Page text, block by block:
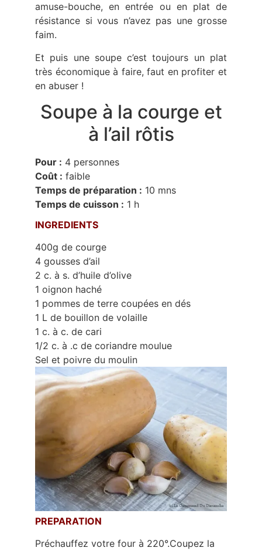
amuse-bouche, en entrée ou en plat de
résistance si vous n’avez pas une grosse
faim.
Et puis une soupe c’est toujours un plat
très économique à faire, faut en profiter et
en abuser !
Soupe à la courge et
à l’ail rôtis
Pour : 4 personnes
Coût : faible
Temps de préparation : 10 mns
Temps de cuisson : 1 h
INGREDIENTS
400g de courge
4 gousses d’ail
2 c. à s. d’huile d’olive
1 oignon haché
1 pommes de terre coupées en dés
1 L de bouillon de volaille
1 c. à c. de cari
1/2 c. à .c de coriandre moulue
Sel et poivre du moulin
PREPARATION
Préchauffez votre four à 220°.Coupez la